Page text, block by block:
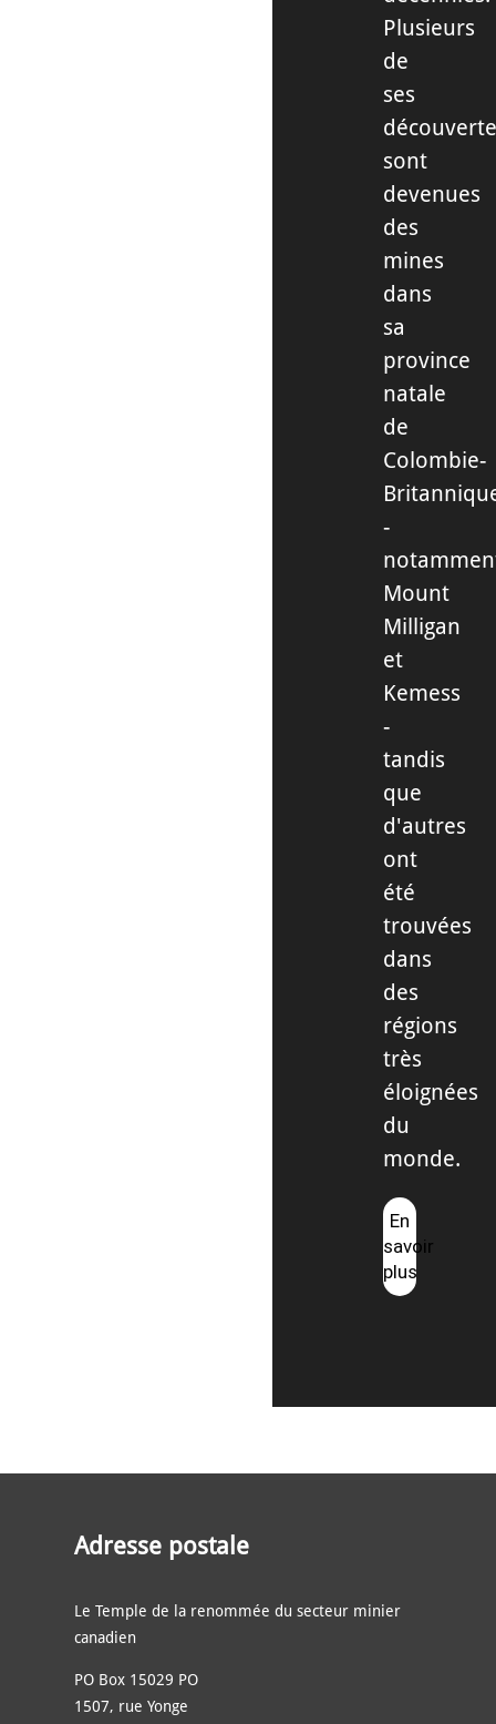
Plusieurs
de
ses
sont
devenues
des
mines
dans
sa
province
natale
de
Colombie-
-
Mount
Milligan
et
Kemess
-
tandis
que
d'autres
ont
été
trouvées
dans
des
régions
très
éloignées
du
monde.
En
savoir
plus
Adresse postale
Le Temple de la renommée du secteur minier
canadien
PO Box 15029 PO
1507, rue Yonge